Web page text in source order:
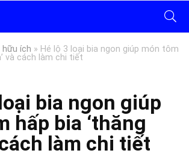
ích » Hé lộ 3 loại bia ngon giúp món tôm
và cách làm chi tiết
bia ngon giúp
hấp bia ‘thăng
cách làm chi tiết